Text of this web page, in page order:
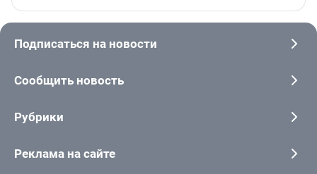
Подписаться на новости
Сообщить новость
Рубрики
Реклама на сайте